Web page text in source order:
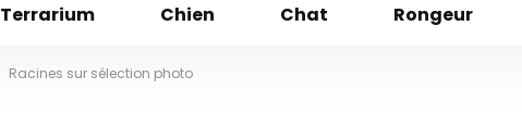
Terrarium Chien Chat Rongeur
Racines sur sélection photo